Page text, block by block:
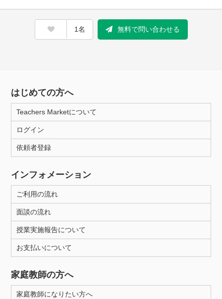
1名 無料で問い合わせる
はじめての方へ
Teachers Marketについて
ログイン
依頼者登録
インフォメーション
ご利用の流れ
面談の流れ
授業実施報告について
お支払いについて
家庭教師の方へ
家庭教師になりたい方へ